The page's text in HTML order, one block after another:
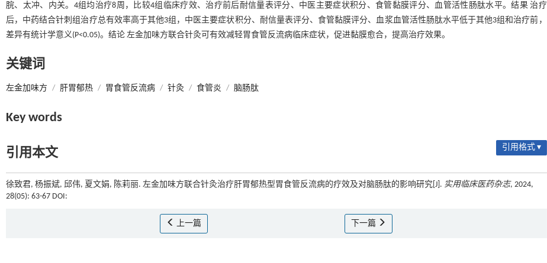
脘、太冲、内关。4组均治疗8周，比较4组临床疗效、治疗前后耐信量表评分、中医主要症状积分、食管黏膜评分、血管活性肠肽水平。结果 治疗
后，中药结合针刺组治疗总有效率高于其他3组，中医主要症状积分、耐信量表评分、食管黏膜评分、血浆血管活性肠肽水平低于其他3组和治疗前，
差异有统计学意义(P<0.05)。结论 左金加味方联合针灸可有效减轻胃食管反流病临床症状，促进黏膜愈合，提高治疗效果。
关键词
左金加味方 / 肝胃郁热 / 胃食管反流病 / 针灸 / 食管炎 / 脑肠肽
Key words
引用本文 引用格式 ▾
徐致君, 杨振斌, 邱伟, 夏文娟, 陈莉丽. 左金加味方联合针灸治疗肝胃郁热型胃食管反流病的疗效及对脑肠肽的影响研究[J]. 实用临床医药杂志, 2024,
28(05): 63-67 DOI:
上一篇 下一篇